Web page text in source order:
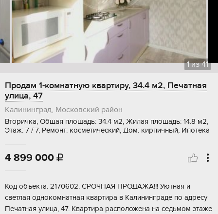
1из41
Продам 1-комнатную квартиру, 34.4 м2, Печатная
улица, 47
Калининград, Московский район
Вторичка, Общая площадь: 34.4 м2, Жилая площадь: 14.8 м2,
Этаж: 7 / 7, Ремонт: косметический, Дом: кирпичный, Ипотека
4 899 000 
Код объекта: 2170602. СРОЧНАЯ ПРОДАЖА!!! Уютная и
светлая однокомнатная квартира в Калининграде по адресу
Печатная улица, 47. Квартира расположена на седьмом этаже